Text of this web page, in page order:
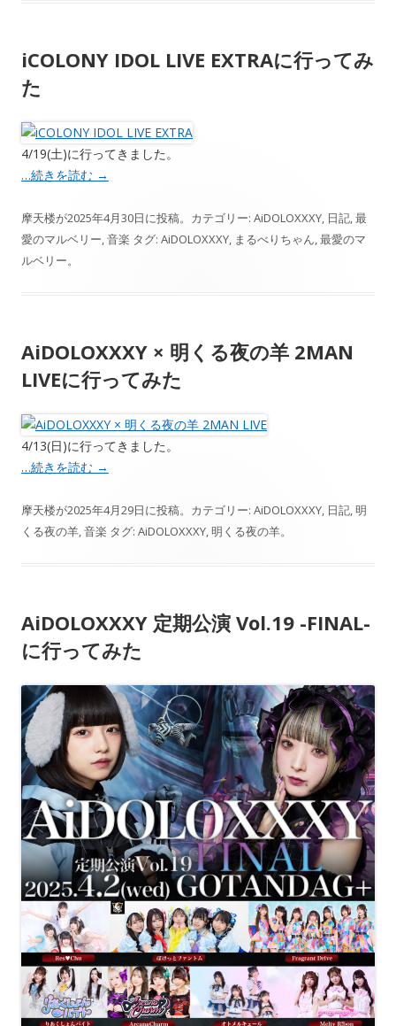
iCOLONY IDOL LIVE EXTRAに行ってみ
た
4/19(土)に行ってきました。
…続きを読む →
摩天楼が2025年4月30日に投稿。カテゴリー: AiDOLOXXXY, 日記,最
愛のマルベリー,音楽 タグ: AiDOLOXXXY, まるべりちゃん,最愛のマ
ルベリー。
AiDOLOXXXY × 明くる夜の羊 2MAN
LIVEに行ってみた
4/13(日)に行ってきました。
…続きを読む →
摩天楼が2025年4月29日に投稿。カテゴリー: AiDOLOXXXY, 日記,明
くる夜の羊,音楽 タグ: AiDOLOXXXY,明くる夜の羊。
AiDOLOXXXY 定期公演 Vol.19 -FINAL-
に行ってみた